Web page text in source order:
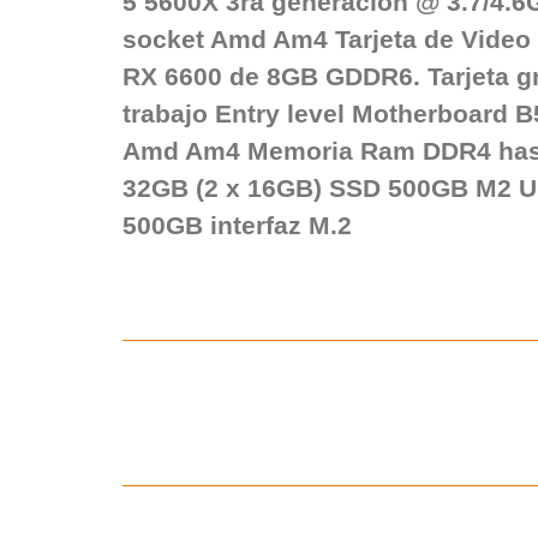
socket Amd Am4 Tarjeta de
RX 6600 de 8GB GDDR6. Tarjeta
trabajo Entry level Motherboard
Amd Am4 Memoria Ram DDR4
32GB (2 x 16GB) SSD 500GB M2
500GB interfaz M.2